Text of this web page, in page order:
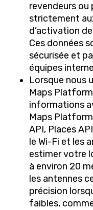
revendeurs ou
strictement
d’activation
Ces données
sécurisée et
équipes
Lorsque nous
Maps
informations
Maps
API, Places
le Wi-Fi et les
estimer votre
à environ 20
les antennes
précision
faibles,